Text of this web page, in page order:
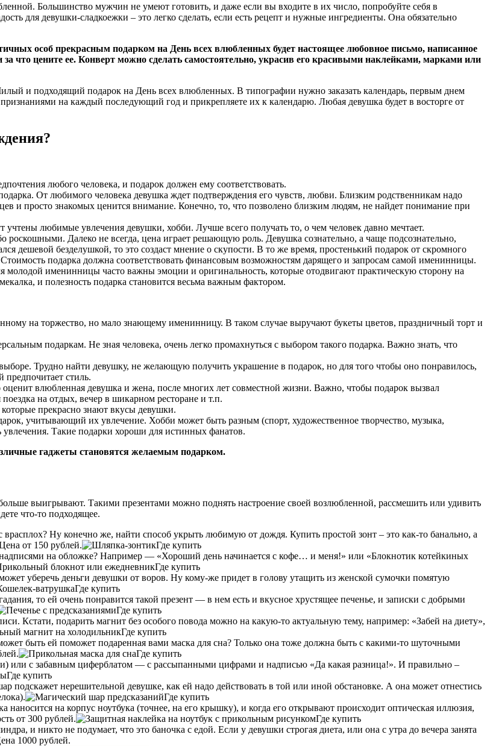
Большинство мужчин не умеют готовить, и даже если вы входите в их число, попробуйте себя в
для девушки-сладкоежки – это легко сделать, если есть рецепт и нужные ингредиенты. Она обязательно
особ прекрасным подарком на День всех влюбленных будет настоящее любовное письмо, написанное
что цените ее. Конверт можно сделать самостоятельно, украсив его красивыми наклейками, марками или
и подходящий подарок на День всех влюбленных. В типографии нужно заказать календарь, первым днем
на каждый последующий год и прикрепляете их к календарю. Любая девушка будет в восторге от
любого человека, и подарок должен ему соответствовать.
От любимого человека девушка ждет подтверждения его чувств, любви. Близким родственникам надо
и просто знакомых ценится внимание. Конечно, то, что позволено близким людям, не найдет понимание при
любимые увлечения девушки, хобби. Лучше всего получать то, о чем человек давно мечтает.
Далеко не всегда, цена играет решающую роль. Девушка сознательно, а чаще подсознательно,
дешевой безделушкой, то это создаст мнение о скупости. В то же время, простенький подарок от скромного
Стоимость подарка должна соответствовать финансовым возможностям дарящего и запросам самой именинницы.
молодой именинницы часто важны эмоции и оригинальность, которые отодвигают практическую сторону на
и полезность подарка становится весьма важным фактором.
на торжество, но мало знающему именинницу. В таком случае выручают букеты цветов, праздничный торт и
подаркам. Не зная человека, очень легко промахнуться с выбором такого подарка. Важно знать, что
Трудно найти девушку, не желающую получить украшение в подарок, но для того чтобы оно понравилось,
предпочитает стиль.
влюбленная девушка и жена, после многих лет совместной жизни. Важно, чтобы подарок вызвал
на отдых, вечер в шикарном ресторане и т.п.
прекрасно знают вкусы девушки.
учитывающий их увлечение. Хобби может быть разным (спорт, художественное творчество, музыка,
увлечения. Такие подарки хороши для истинных фанатов.
гаджеты становятся желаемым подарком.
выигрывают. Такими презентами можно поднять настроение своей возлюбленной, рассмешить или удивить
что-то подходящее.
врасплох? Ну конечно же, найти способ укрыть любимую от дождя. Купить простой зонт – это как-то банально, а
от 150 рублей.
Где купить
на обложке? Например — «Хороший день начинается с кофе… и меня!» или «Блокнотик котейкиных
Где купить
уберечь деньги девушки от воров. Ну кому-же придет в голову утащить из женской сумочки помятую
Где купить
то ей очень понравится такой презент — в нем есть и вкусное хрустящее печенье, и записки с добрыми
Где купить
Кстати, подарить магнит без особого повода можно на какую-то актуальную тему, например: «Забей на диету»,
Где купить
быть ей поможет подаренная вами маска для сна? Только она тоже должна быть с какими-то шуточными
Где купить
или с забавным циферблатом — с рассыпанными цифрами и надписью «Да какая разница!». И правильно –
Где купить
подскажет нерешительной девушке, как ей надо действовать в той или иной обстановке. А она может отнестись
Где купить
наносится на корпус ноутбука (точнее, на его крышку), и когда его открывают происходит оптическая иллюзия,
от 300 рублей.
Где купить
и никто не подумает, что это баночка с едой. Если у девушки строгая диета, или она с утра до вечера занята
1000 рублей.